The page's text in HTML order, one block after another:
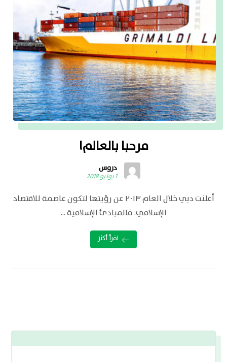
مرحبا بالعالم!
دروس
1 يونيو 2018
أعلنت دبي خلال العام ٢٠١٣ عن رؤيتها لتكون عاصمة للاقتصاد
الإسلامي. فالمبادئ الإسلامية ...
اقرأ أكثر